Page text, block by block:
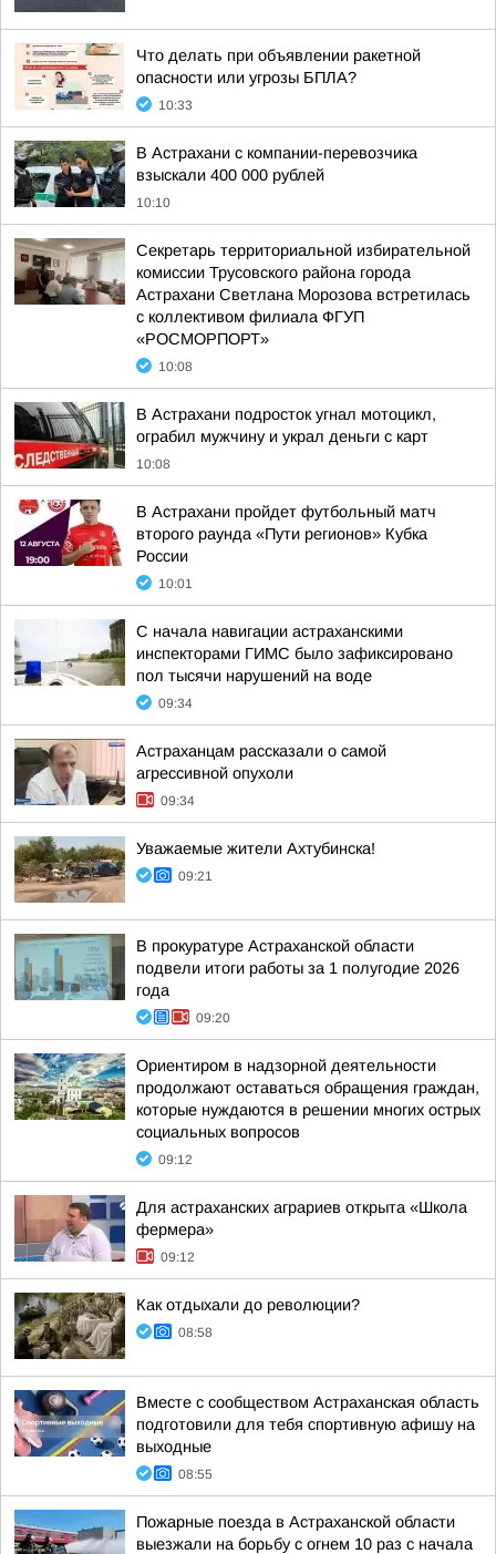
Что делать при объявлении ракетной
опасности или угрозы БПЛА?
10:33
В Астрахани с компании-перевозчика
взыскали 400 000 рублей
10:10
Секретарь территориальной избирательной
комиссии Трусовского района города
Астрахани Светлана Морозова встретилась
с коллективом филиала ФГУП
«РОСМОРПОРТ»
10:08
В Астрахани подросток угнал мотоцикл,
ограбил мужчину и украл деньги с карт
10:08
В Астрахани пройдет футбольный матч
второго раунда «Пути регионов» Кубка
России
10:01
С начала навигации астраханскими
инспекторами ГИМС было зафиксировано
пол тысячи нарушений на воде
09:34
Астраханцам рассказали о самой
агрессивной опухоли
09:34
Уважаемые жители Ахтубинска!
09:21
В прокуратуре Астраханской области
подвели итоги работы за 1 полугодие 2026
года
09:20
Ориентиром в надзорной деятельности
продолжают оставаться обращения граждан,
которые нуждаются в решении многих острых
социальных вопросов
09:12
Для астраханских аграриев открыта «Школа
фермера»
09:12
Как отдыхали до революции?
08:58
Вместе с сообществом Астраханская область
подготовили для тебя спортивную афишу на
выходные
08:55
Пожарные поезда в Астраханской области
выезжали на борьбу с огнем 10 раз с начала